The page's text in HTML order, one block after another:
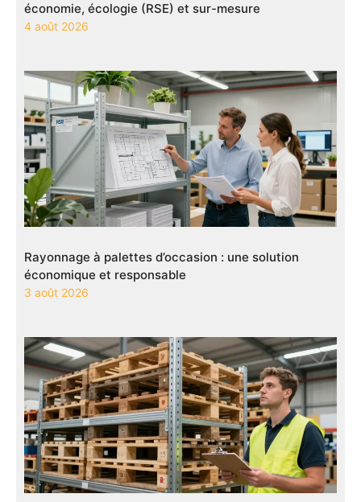
économie, écologie (RSE) et sur-mesure
4 août 2026
Rayonnage à palettes d’occasion : une solution
économique et responsable
3 août 2026